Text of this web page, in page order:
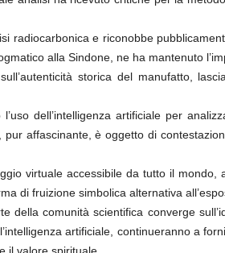
radiocarbonica e riconobbe
alla Sindone, ne ha mantenuto
storica del manufatto,
dell’intelligenza artificiale per
affascinante, è oggetto di
virtuale accessibile da tutto il
di fruizione simbolica alternativa
comunità scientifica converge
artificiale, continueranno a